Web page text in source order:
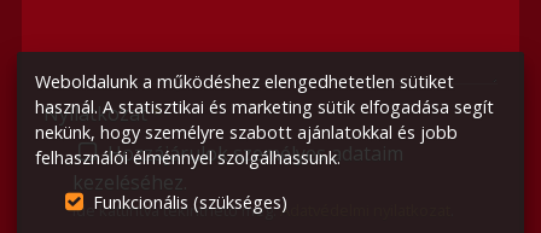
Nyilatkozat*
Hozzájárulok személyes adataim
kezeléséhez.
Ide kattintva tekinthető meg:Adatvédelmi nyilatkozat
Weboldalunk a működéshez elengedhetetlen sütiket
használ. A statisztikai és marketing sütik elfogadása segít
nekünk, hogy személyre szabott ajánlatokkal és jobb
felhasználói élménnyel szolgálhassunk.
Funkcionális (szükséges)